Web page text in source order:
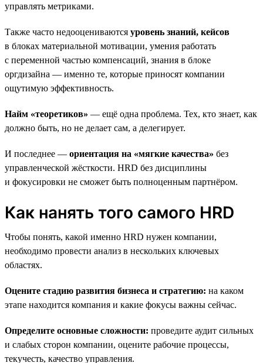
управлять метриками.
Также часто недооцениваются уровень знаний, кейсов
в блоках материальной мотивации, умения работать
с переменной частью компенсаций, знания в блоке
оргдизайна — именно те, которые приносят компании
ощутимую эффективность.
Найм «теоретиков» — ещё одна проблема. Тех, кто знает, как
должно быть, но не делает сам, а делегирует.
И последнее — ориентация на «мягкие качества» без
управленческой жёсткости. HRD без дисциплины
и фокусировки не сможет быть полноценным партнёром.
Как нанять того самого HRD
Чтобы понять, какой именно HRD нужен компании,
необходимо провести анализ в нескольких ключевых
областях.
Оцените стадию развития бизнеса и стратегию: на каком
этапе находится компания и какие фокусы важны сейчас.
Определите основные сложности: проведите аудит сильных
и слабых сторон компании, оцените рабочие процессы,
текучесть, качество управления.